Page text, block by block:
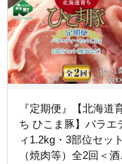
『定期便』【北海道
ち ひこま豚】バラエ
ィ1.2kg・3部位セット
（焼肉等）全2回＜酒